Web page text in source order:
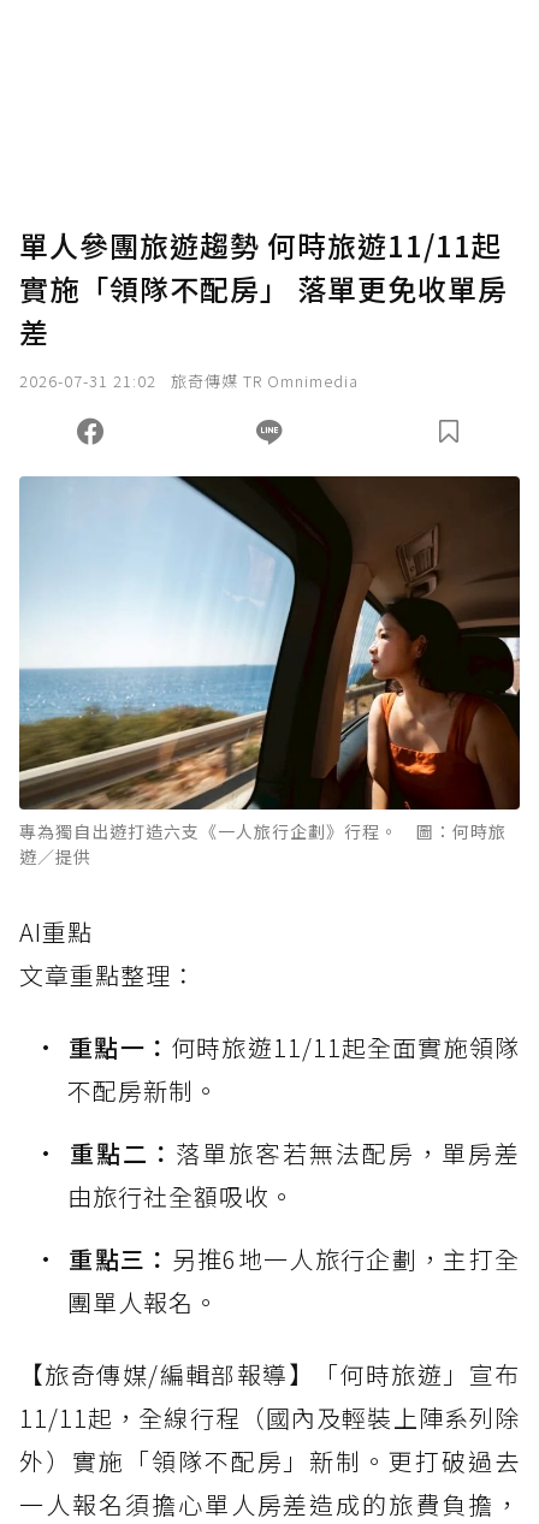
單人參團旅遊趨勢 何時旅遊11/11起
實施「領隊不配房」 落單更免收單房
差
2026-07-31 21:02 旅奇傳媒 TR Omnimedia
專為獨自出遊打造六支《一人旅行企劃》行程。 圖：何時旅
遊／提供
AI重點
文章重點整理：
重點一： 何時旅遊11/11起全面實施領隊
不配房新制。
重點二： 落單旅客若無法配房，單房差
由旅行社全額吸收。
重點三： 另推6地一人旅行企劃，主打全
團單人報名。
【旅奇傳媒/編輯部報導】「何時旅遊」宣布
11/11起，全線行程（國內及輕裝上陣系列除
外）實施「領隊不配房」新制。更打破過去
一人報名須擔心單人房差造成的旅費負擔，